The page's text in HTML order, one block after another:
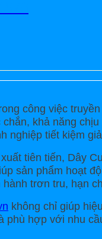
công việc
khả năng
nghiệp tiết kiệm
tiên tiến, Dây
sản phẩm hoạt
trơn tru, hạn
không chỉ giúp
phù hợp với nhu